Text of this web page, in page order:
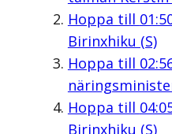
Hoppa till
Birinxhiku (S)
Hoppa till
Hoppa till
Birinxhiku (S)